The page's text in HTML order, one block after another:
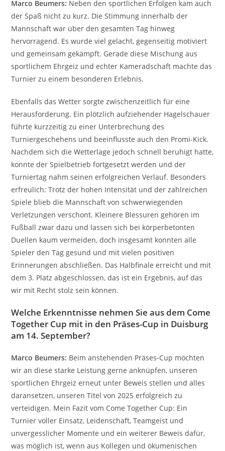
Marco Beumers: Neben den sportlichen Erfolgen kam auch
der Spaß nicht zu kurz. Die Stimmung innerhalb der
Mannschaft war über den gesamten Tag hinweg
hervorragend. Es wurde viel gelacht, gegenseitig motiviert
und gemeinsam gekämpft. Gerade diese Mischung aus
sportlichem Ehrgeiz und echter Kameradschaft machte das
Turnier zu einem besonderen Erlebnis.
Ebenfalls das Wetter sorgte zwischenzeitlich für eine
Herausforderung. Ein plötzlich aufziehender Hagelschauer
führte kurzzeitig zu einer Unterbrechung des
Turniergeschehens und beeinflusste auch den Promi-Kick.
Nachdem sich die Wetterlage jedoch schnell beruhigt hatte,
konnte der Spielbetrieb fortgesetzt werden und der
Turniertag nahm seinen erfolgreichen Verlauf. Besonders
erfreulich: Trotz der hohen Intensität und der zahlreichen
Spiele blieb die Mannschaft von schwerwiegenden
Verletzungen verschont. Kleinere Blessuren gehören im
Fußball zwar dazu und lassen sich bei körperbetonten
Duellen kaum vermeiden, doch insgesamt konnten alle
Spieler den Tag gesund und mit vielen positiven
Erinnerungen abschließen. Das Halbfinale erreicht und mit
dem 3. Platz abgeschlossen, das ist ein Ergebnis, auf das
wir mit Recht stolz sein können.
Welche Erkenntnisse nehmen Sie aus dem Come
Together Cup mit in den Präses-Cup in Duisburg
am 14. September?
Marco Beumers: Beim anstehenden Präses-Cup möchten
wir an diese starke Leistung gerne anknüpfen, unseren
sportlichen Ehrgeiz erneut unter Beweis stellen und alles
daransetzen, unseren Titel von 2025 erfolgreich zu
verteidigen. Mein Fazit vom Come Together Cup: Ein
Turnier voller Einsatz, Leidenschaft, Teamgeist und
unvergesslicher Momente und ein weiterer Beweis dafür,
was möglich ist, wenn aus Kollegen und ökumenischen